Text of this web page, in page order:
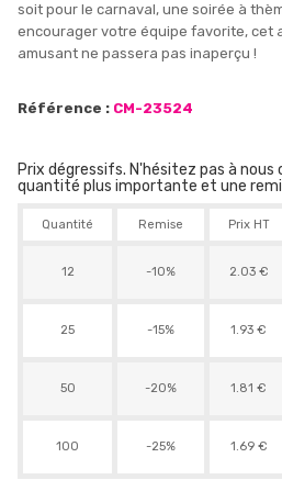
soit pour le carnaval, une soirée à
encourager votre équipe favorite, cet
amusant ne passera pas inaperçu !
Référence : CM-23524
Prix dégressifs. N'hésitez pas à
quantité plus importante et une
Quantité Remise Prix HT
12 -10% 2.03 €
25 -15% 1.93 €
50 -20% 1.81 €
100 -25% 1.69 €